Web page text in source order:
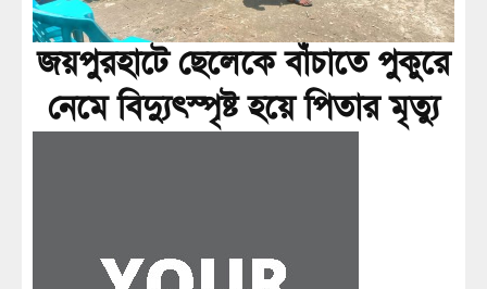
জয়পুরহাটে ছেলেকে বাঁচাতে পুকুরে
নেমে বিদ্যুৎস্পৃষ্ট হয়ে পিতার মৃত্যু